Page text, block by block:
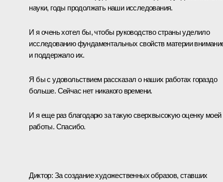
науки, годы продолжать наши исследования.
И я очень хотел бы, чтобы руководство страны уделило
исследованию фундаментальных свойств материи
и поддержало их.
Я бы с удовольствием рассказал о наших работах гораздо
больше. Сейчас нет никакого времени.
И я еще раз благодарю за такую сверхвысокую оценку моей
работы. Спасибо.
Диктор: За создание художественных образов, ставших